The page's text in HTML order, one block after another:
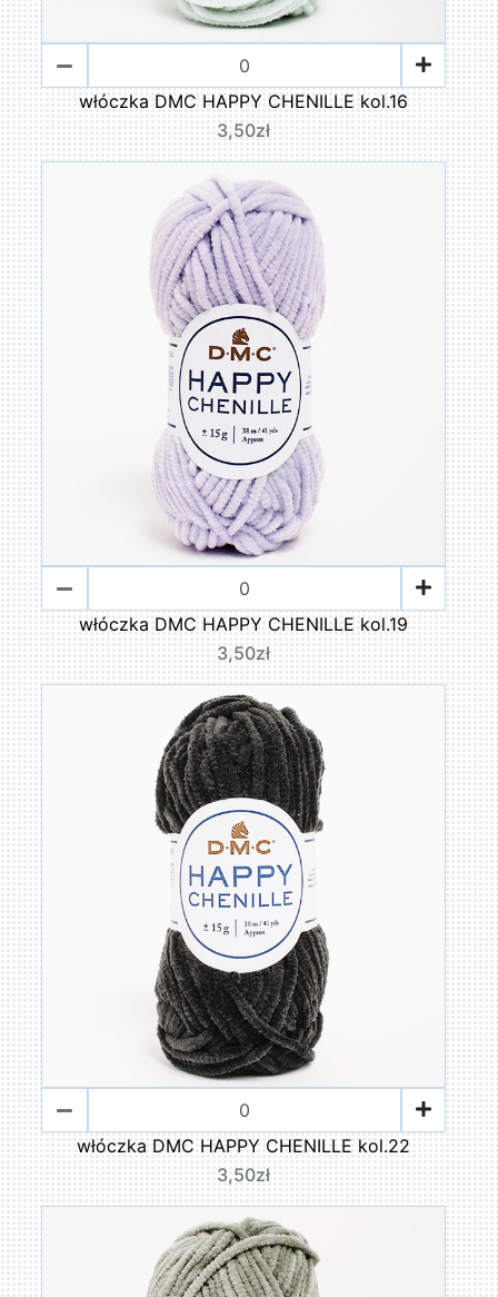
włóczka DMC HAPPY CHENILLE kol.16
3,50zł
włóczka DMC HAPPY CHENILLE kol.19
3,50zł
włóczka DMC HAPPY CHENILLE kol.22
3,50zł